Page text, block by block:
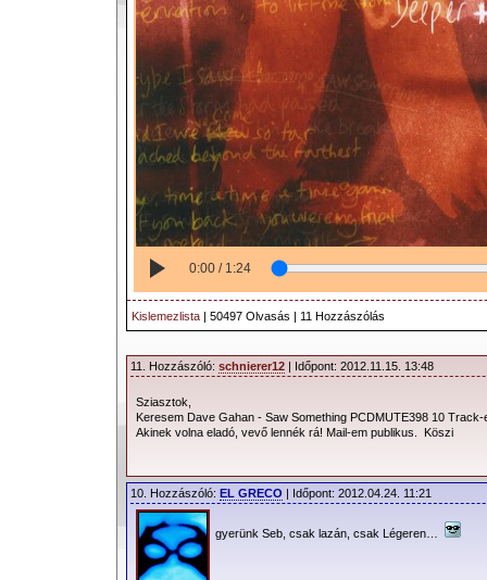
0:00 / 1:24
Kislemezlista | 50497 Olvasás | 11 Hozzászólás
11. Hozzászóló: schnierer12 | Időpont: 2012.11.15. 13:48
Sziasztok,
Keresem Dave Gahan - Saw Something PCDMUTE398 10
Akinek volna eladó, vevő lennék rá! Mail-em publikus. Köszi
10. Hozzászóló: EL GRECO | Időpont: 2012.04.24. 11:21
gyerünk Seb, csak lazán, csak Légeren…